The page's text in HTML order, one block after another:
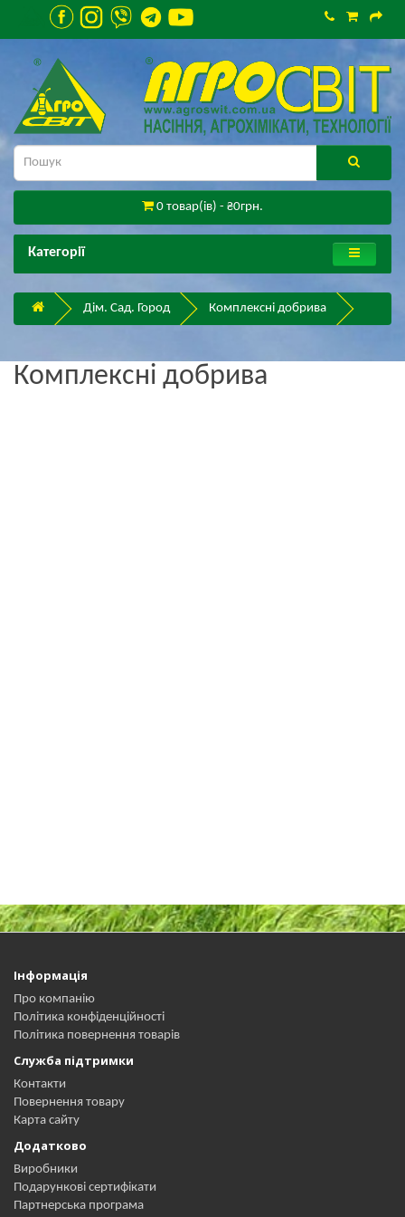
0 товар(ів) - ₴0грн.
Категорії
Дім. Сад. Город Комплексні добрива
Комплексні добрива
Інформація
Про компанію
Політика конфіденційності
Політика повернення товарів
Служба підтримки
Контакти
Повернення товару
Карта сайту
Додатково
Виробники
Подарункові сертифікати
Партнерська програма